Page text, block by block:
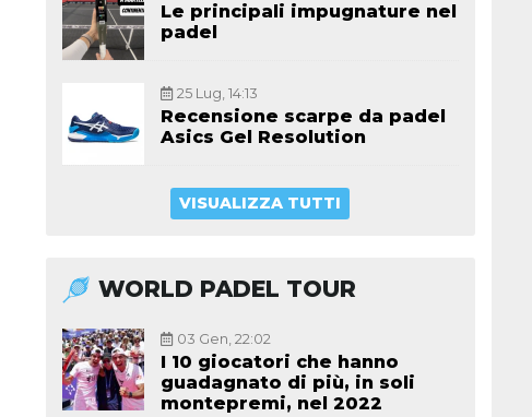
Le principali impugnature nel
padel
25 Lug, 14:13
Recensione scarpe da padel
Asics Gel Resolution
VISUALIZZA TUTTI
WORLD PADEL TOUR
03 Gen, 22:02
I 10 giocatori che hanno
guadagnato di più, in soli
montepremi, nel 2022